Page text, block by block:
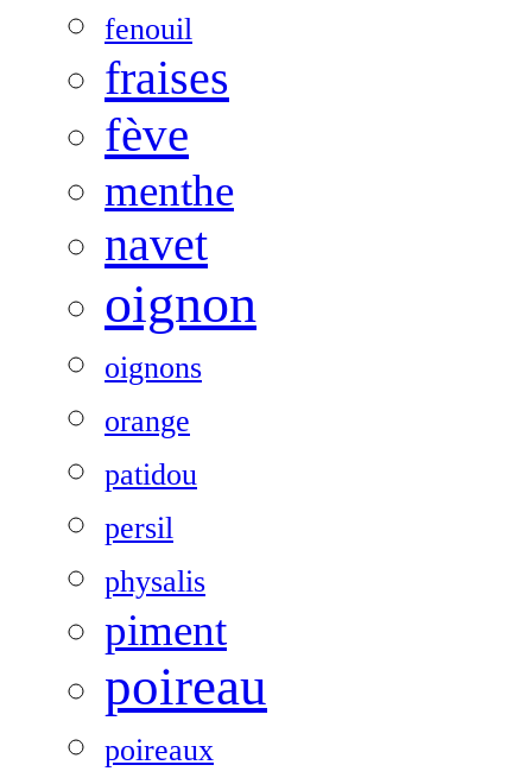
fenouil
fraises
fève
menthe
navet
oignon
oignons
orange
patidou
persil
physalis
piment
poireau
poireaux